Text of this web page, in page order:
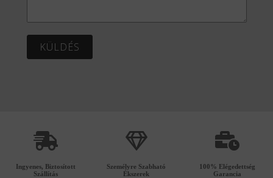
KÜLDÉS
Ingyenes, Biztosított
Szállítás
Személyre Szabható
Ékszerek
100% Elégedettség
Garancia